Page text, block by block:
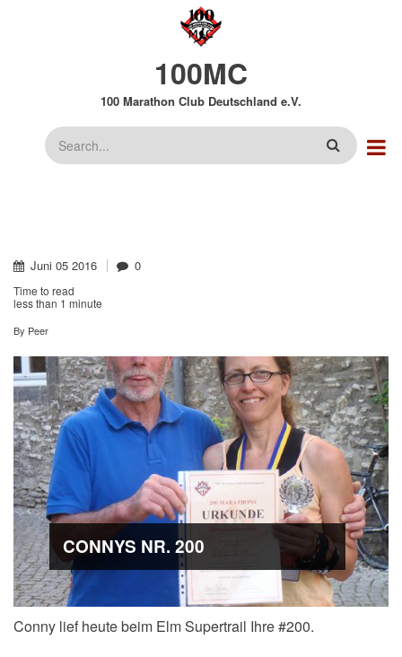
100MC
100 Marathon Club Deutschland e.V.
Suche
Juni 05 2016 0
Time to read
less than 1 minute
By Peer
CONNYS NR. 200
Conny lief heute beim Elm Supertrail Ihre #200.